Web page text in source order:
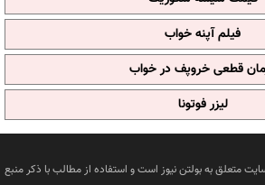
فیلم آپنه خواب
قطعی خروپف در خواب
لیزر فوتونا
متعلق به بولتن نیوز است و استفاده از مطالب با ذکر منبع